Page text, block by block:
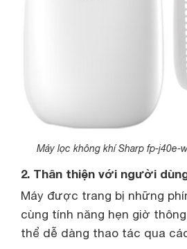
Máy lọc không khí Sharp fp-
2. Thân thiện với người
Máy được trang bị những
cùng tính năng hẹn giờ
thể dễ dàng thao tác qua